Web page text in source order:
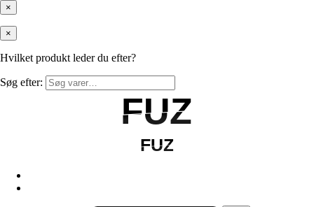
×
×
Hvilket produkt leder du efter?
Søg efter:
FUZ
FUZ
FUZ
FUZ